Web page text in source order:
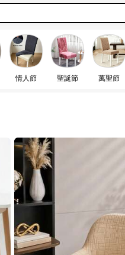
情人節 聖誕節 萬聖節